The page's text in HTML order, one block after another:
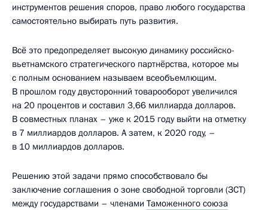
инструментов решения споров, право любого государства
самостоятельно выбирать путь развития.
Всё это предопределяет высокую динамику российско-
вьетнамского стратегического партнёрства, которое мы
с полным основанием называем всеобъемлющим.
В прошлом году двусторонний товарооборот увеличился
на 20 процентов и составил 3,66 миллиарда долларов.
В совместных планах – уже к 2015 году выйти на отметку
в 7 миллиардов долларов. А затем, к 2020 году, –
в 10 миллиардов долларов.
Решению этой задачи прямо способствовало бы
заключение соглашения о зоне свободной торговли (ЗСТ)
между государствами – членами Таможенного союза